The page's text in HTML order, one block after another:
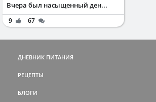
Вчера был насыщенный ден...
9 67
ДНЕВНИК ПИТАНИЯ
РЕЦЕПТЫ
БЛОГИ